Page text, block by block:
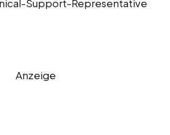
Support-Representative
Anzeige